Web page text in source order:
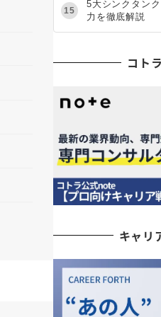
15
5大シンクタン
力を徹底解説
コト
キャリ